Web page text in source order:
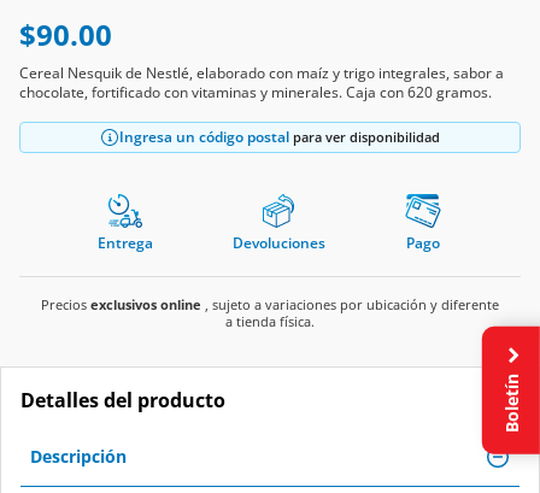
$90.00
Cereal Nesquik de Nestlé, elaborado con maíz y trigo integrales, sabor a
chocolate, fortificado con vitaminas y minerales. Caja con 620 gramos.
Ingresa un código postal para ver disponibilidad
Entrega Devoluciones Pago
Precios exclusivos online , sujeto a variaciones por ubicación y diferente
a tienda física.
Detalles del producto
Descripción
Boletín